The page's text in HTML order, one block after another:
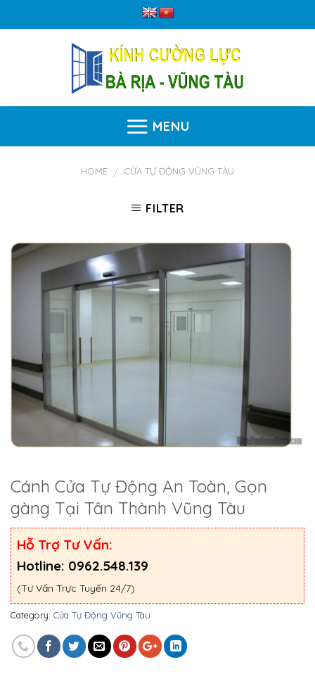
to
MENU
HOME / CỬA TỰ ĐỘNG VŨNG TÀU
FILTER
Cánh Cửa Tự Động An Toàn, Gọn
gàng Tại Tân Thành Vũng Tàu
Hỗ Trợ Tư Vấn:
Hotline: 0962.548.139
(Tư Vấn Trực Tuyến 24/7)
Category: Cửa Tự Động Vũng Tàu